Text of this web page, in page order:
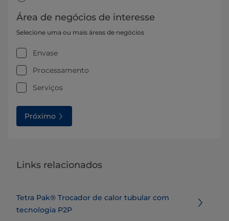
Área de negócios de interesse
Selecione uma ou mais áreas de negócios
Envase
Processamento
Serviços
Próximo
Links relacionados
Tetra Pak® Trocador de calor tubular com
tecnologia P2P